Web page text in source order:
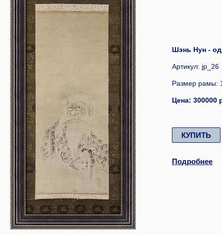
Шэнь Нун -
Артикул: jp_26
Размер рамы:
Цена: 300000
КУПИТЬ
Подробнее